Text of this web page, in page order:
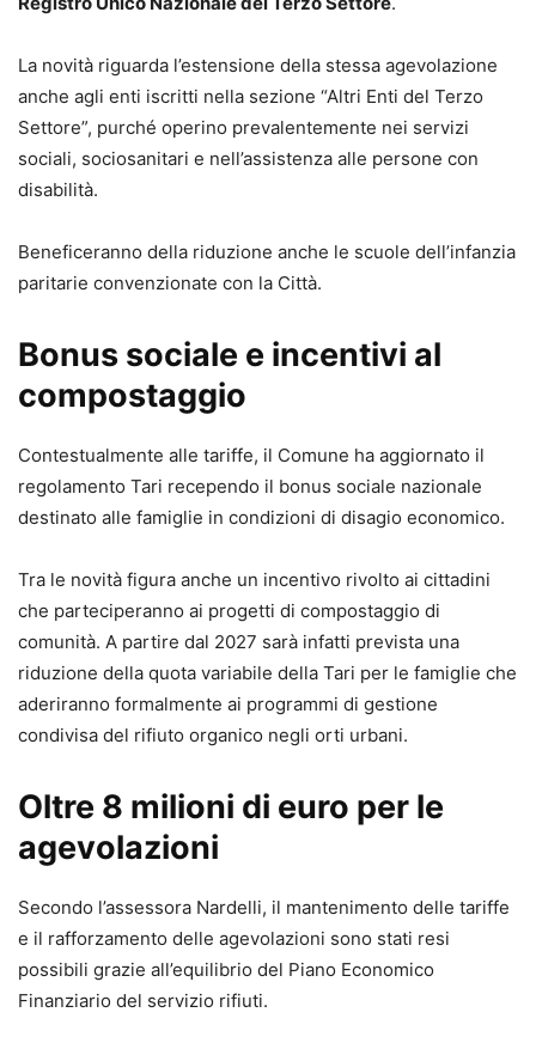
La novità riguarda l’estensione della stessa agevolazione
anche agli enti iscritti nella sezione “Altri Enti del Terzo
Settore”, purché operino prevalentemente nei servizi
sociali, sociosanitari e nell’assistenza alle persone con
disabilità.
Beneficeranno della riduzione anche le scuole dell’infanzia
paritarie convenzionate con la Città.
Bonus sociale e incentivi al
compostaggio
Contestualmente alle tariffe, il Comune ha aggiornato il
regolamento Tari recependo il bonus sociale nazionale
destinato alle famiglie in condizioni di disagio economico.
Tra le novità figura anche un incentivo rivolto ai cittadini
che parteciperanno ai progetti di compostaggio di
comunità. A partire dal 2027 sarà infatti prevista una
riduzione della quota variabile della Tari per le famiglie che
aderiranno formalmente ai programmi di gestione
condivisa del rifiuto organico negli orti urbani.
Oltre 8 milioni di euro per le
agevolazioni
Secondo l’assessora Nardelli, il mantenimento delle tariffe
e il rafforzamento delle agevolazioni sono stati resi
possibili grazie all’equilibrio del Piano Economico
Finanziario del servizio rifiuti.